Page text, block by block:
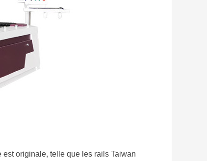
originale, telle que les rails Taiwan